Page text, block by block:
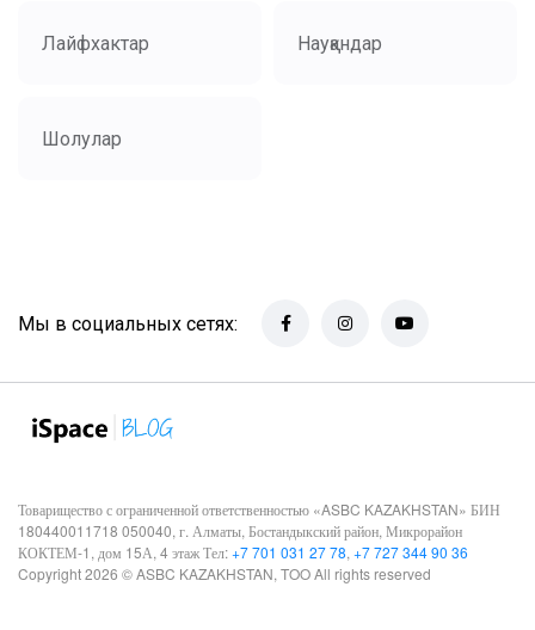
Лайфхактар Науқандар
Шолулар
Мы в социальных сетях:
Товарищество с ограниченной ответственностью «ASBC KAZAKHSTAN» БИН
180440011718 050040, г. Алматы, Бостандыкский район, Микрорайон
КОКТЕМ-1, дом 15А, 4 этаж Тел:+7 701 031 27 78, +7 727 344 90 36
Copyright 2026 © ASBC KAZAKHSTAN, TOO All rights reserved